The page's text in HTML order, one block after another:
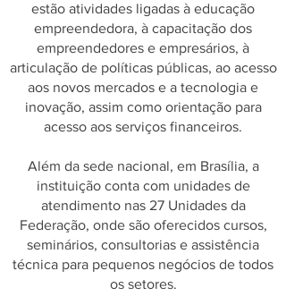
estão atividades ligadas à educação
empreendedora, à capacitação dos
empreendedores e empresários, à
articulação de políticas públicas, ao acesso
aos novos mercados e a tecnologia e
inovação, assim como orientação para
acesso aos serviços financeiros.
Além da sede nacional, em Brasília, a
instituição conta com unidades de
atendimento nas 27 Unidades da
Federação, onde são oferecidos cursos,
seminários, consultorias e assistência
técnica para pequenos negócios de todos
os setores.